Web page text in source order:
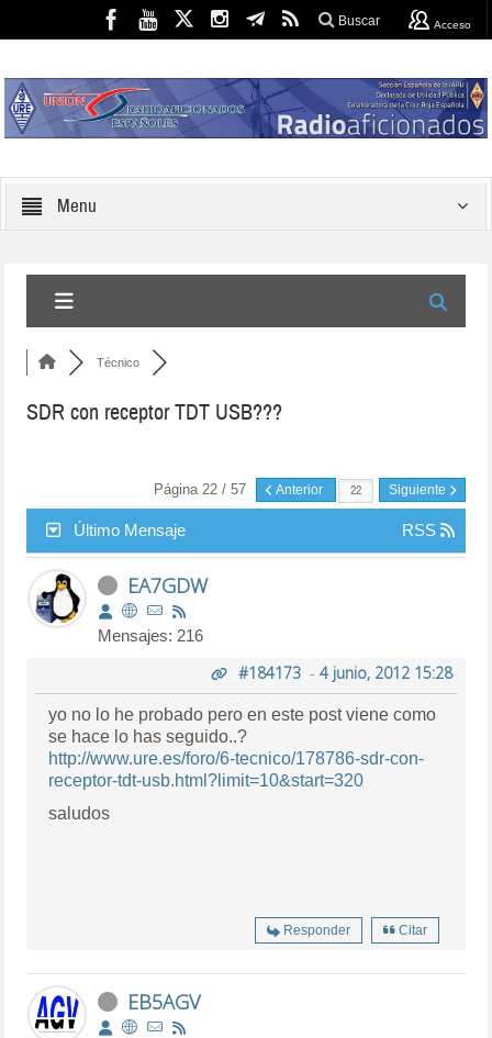
Buscar Acceso
Menu
Técnico
SDR con receptor TDT USB???
Página 22 / 57 Anterior Siguiente
Último Mensaje RSS
EA7GDW
Mensajes: 216
#184173- 4 junio, 2012 15:28
yo no lo he probado pero en este post viene como
se hace lo has seguido..?
http://www.ure.es/foro/6-tecnico/178786-sdr-con-
receptor-tdt-usb.html?limit=10&start=320
saludos
Responder Citar
EB5AGV